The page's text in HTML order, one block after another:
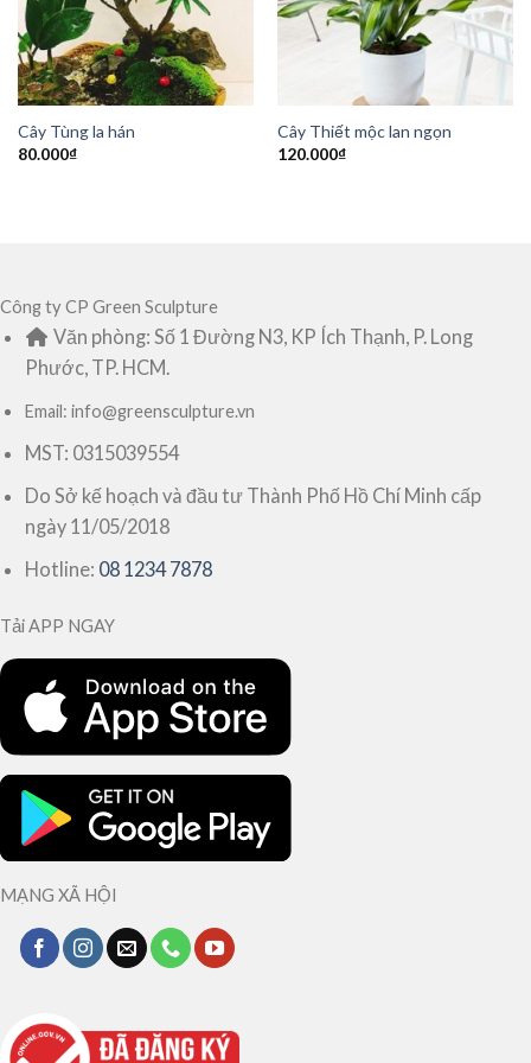
Cây Tùng la hán
80.000₫
Cây Thiết mộc lan ngọn
120.000₫
Công ty CP Green Sculpture
Văn phòng: Số 1 Đường N3, KP Ích Thạnh, P. Long
Phước, TP. HCM.
Email: info@greensculpture.vn
MST: 0315039554
Do Sở kế hoạch và đầu tư Thành Phố Hồ Chí Minh cấp
ngày 11/05/2018
Hotline: 08 1234 7878
Tải APP NGAY
MẠNG XÃ HỘI